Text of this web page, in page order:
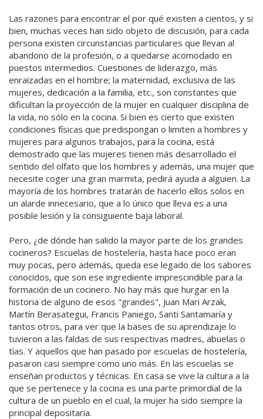
Las razones para encontrar el por qué existen a cientos, y si
bien, muchas veces han sido objeto de discusión, para cada
persona existen circunstancias particulares que llevan al
abandono de la profesión, o a quedarse acomodado en
puestos intermedios. Cuestiones de liderazgo, más
enraizadas en el hombre; la maternidad, exclusiva de las
mujeres, dedicación a la familia, etc., son constantes que
dificultan la proyección de la mujer en cualquier disciplina de
la vida, no sólo en la cocina. Si bien es cierto que existen
condiciones físicas que predispongan o limiten a hombres y
mujeres para algunos trabajos, para la cocina, está
demostrado que las mujeres tienen más desarrollado el
sentido del olfato que los hombres y además, una mujer que
necesite coger una gran marmita, pedirá ayuda a alguien. La
mayoría de los hombres tratarán de hacerlo ellos solos en
un alarde innecesario, que a lo único que lleva es a una
posible lesión y la consiguiente baja laboral.
Pero, ¿de dónde han salido la mayor parte de los grandes
cocineros? Escuelas de hostelería, hasta hace poco eran
muy pocas, pero además, queda ese legado de los sabores
conocidos, que son ese ingrediente imprescindible para la
formación de un cocinero. No hay más que hurgar en la
historia de alguno de esos "grandes", Juan Mari Arzak,
Martín Berasategui, Francis Paniego, Santi Santamaría y
tantos otros, para ver que la bases de su aprendizaje lo
tuvieron a las faldas de sus respectivas madres, abuelas o
tías. Y aquellos que han pasado por escuelas de hostelería,
pasaron casi siempre como uno más. En las escuelas se
enseñan productos y técnicas. En casa se vive la cultura a la
que se pertenece y la cocina es una parte primordial de la
cultura de un pueblo en el cual, la mujer ha sido siempre la
principal depositaria.